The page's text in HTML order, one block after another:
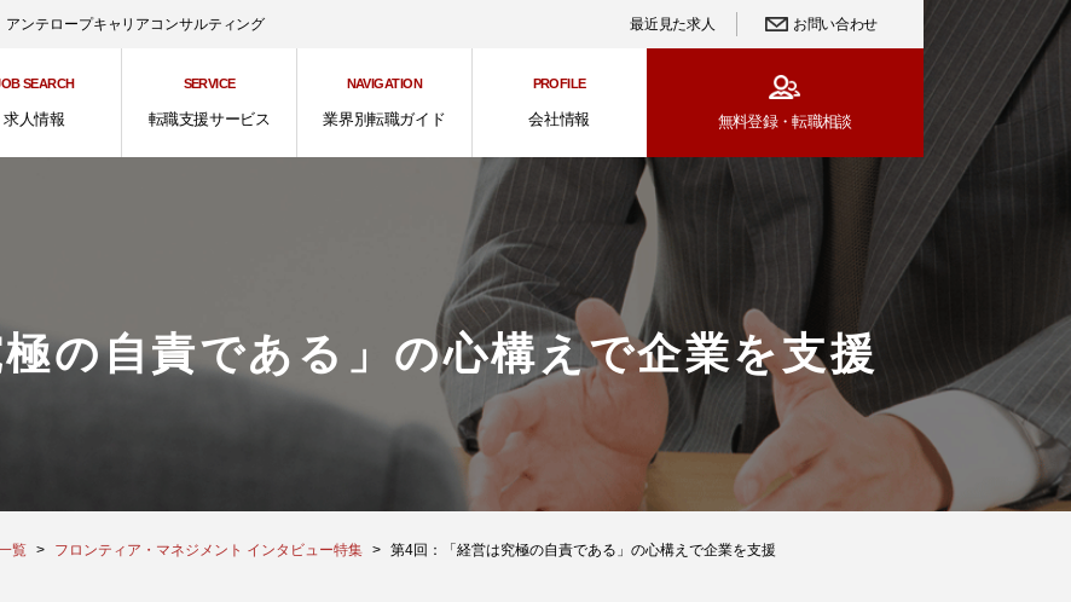
ンテロープキャリアコンサルティング 最近見た求人 お問い合わせ
SEARCH
求人情報
SERVICE
転職支援サービス
NAVIGATION
業界別転職ガイド
PROFILE
会社情報 無料登録・転職相談
の自責である」の心構えで企業を支援
覧 フロンティア・マネジメント インタビュー特集 第4回：「経営は究極の自責である」の心構えで企業を支援